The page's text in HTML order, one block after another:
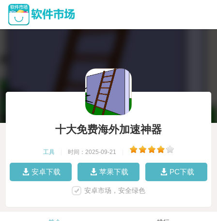
十大免费海外加速神器
工具 时间：2025-09-21
安卓下载 苹果下载 PC下载
安卓市场，安全绿色